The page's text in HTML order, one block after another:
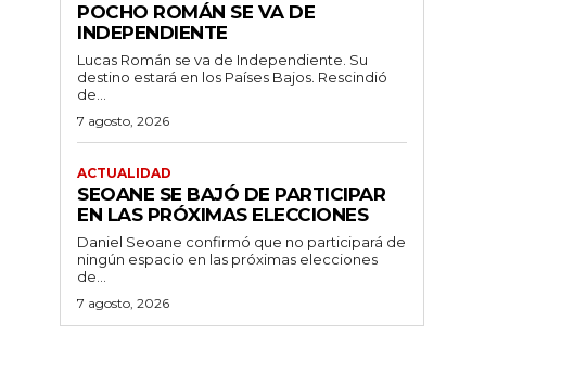
POCHO ROMÁN SE VA DE
INDEPENDIENTE
Lucas Román se va de Independiente. Su
destino estará en los Países Bajos. Rescindió
de...
7 agosto, 2026
ACTUALIDAD
SEOANE SE BAJÓ DE PARTICIPAR
EN LAS PRÓXIMAS ELECCIONES
Daniel Seoane confirmó que no participará de
ningún espacio en las próximas elecciones
de...
7 agosto, 2026